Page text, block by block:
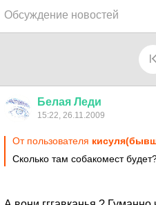
Обсуждение новостей
Белая Леди
15:22, 26.11.2009
От пользователя
Сколько там собакомест